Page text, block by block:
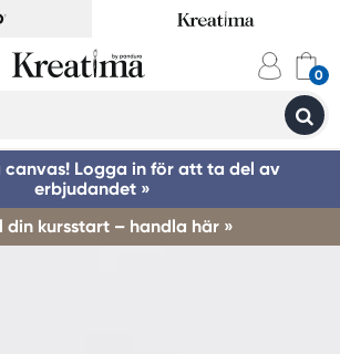
canvas! Logga in för att ta del av
erbjudandet »
din kursstart – handla här »